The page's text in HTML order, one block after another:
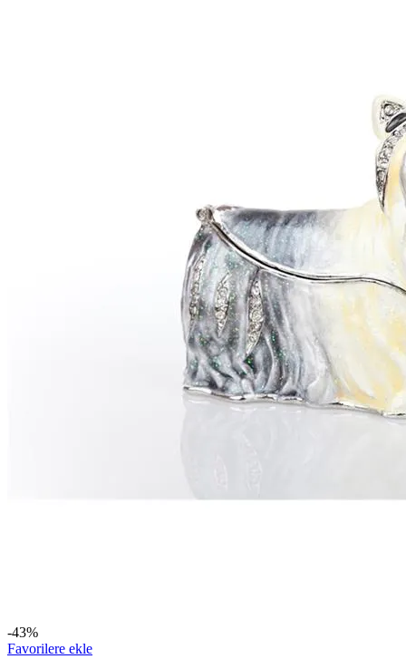
-43%
Favorilere ekle